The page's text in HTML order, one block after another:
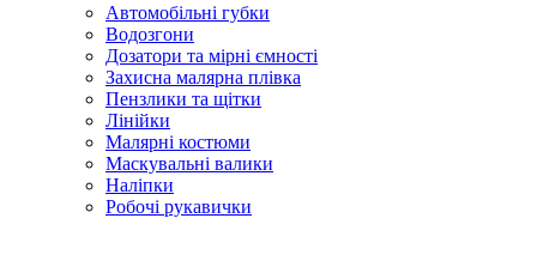
Автомобільні губки
Водозгони
Дозатори та мірні ємності
Захисна малярна плівка
Пензлики та щітки
Лінійки
Малярні костюми
Маскувальні валики
Наліпки
Робочі рукавички